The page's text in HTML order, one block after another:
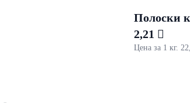
Полоски
2,21 
Цена за 1 кг.